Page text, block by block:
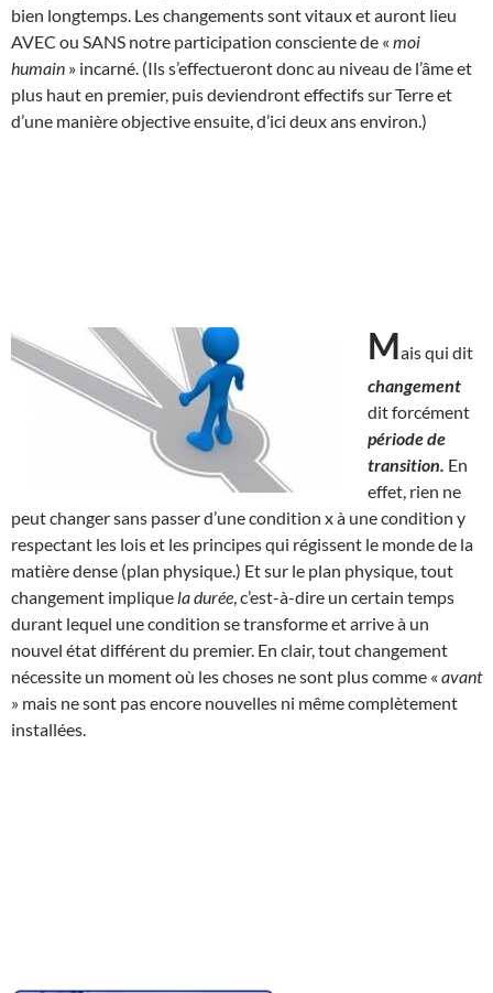
bien longtemps. Les changements sont vitaux et auront lieu
AVEC ou SANS notre participation consciente de « moi
humain » incarné. (Ils s’effectueront donc au niveau de l’âme et
plus haut en premier, puis deviendront effectifs sur Terre et
d’une manière objective ensuite, d’ici deux ans environ.)
Mais qui dit
changement
dit forcément
période de
transition. En
effet, rien ne
peut changer sans passer d’une condition x à une condition y
respectant les lois et les principes qui régissent le monde de la
matière dense (plan physique.) Et sur le plan physique, tout
changement implique la durée , c’est-à-dire un certain temps
durant lequel une condition se transforme et arrive à un
nouvel état différent du premier. En clair, tout changement
nécessite un moment où les choses ne sont plus comme « avant
» mais ne sont pas encore nouvelles ni même complètement
installées.